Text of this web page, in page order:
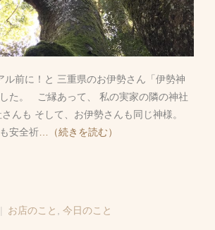
ル前に！と 三重県のお伊勢さん「伊勢神
た。 ご縁あって、 私の実家の隣の神社
んも そして、お伊勢さんも同じ神様。
安全祈 …（続きを読む）
お店のこと 今日のこと